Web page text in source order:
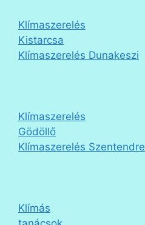
Klímaszerelés
Kistarcsa
Klímaszerelés Dunakeszi
Klímaszerelés
Gödöllő
Klímaszerelés Szentendre
Klímás